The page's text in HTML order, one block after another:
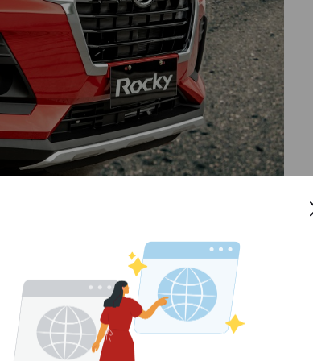
Desember 2022 hingga Januari 2023 yang
dan Veloz
recall, yaitu 1.095 untuk Xenia dan 115